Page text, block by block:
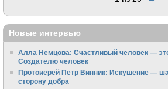
Новые интервью
Алла Немцова: Счастливый человек —
Создателю человек
Протоиерей Пётр Винник: Искушение —
сторону добра